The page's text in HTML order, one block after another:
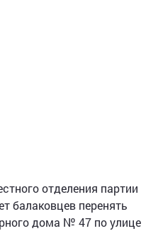
отделения партии
балаковцев перенять
дома № 47 по улице